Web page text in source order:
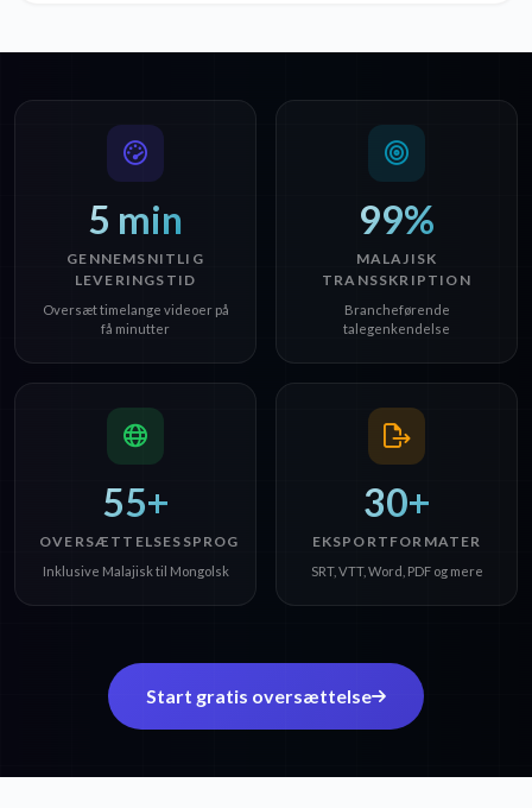
5 min
GENNEMSNITLIG
LEVERINGSTID
Oversæt timelange videoer på
få minutter
99%
MALAJISK
TRANSSKRIPTION
Brancheførende
talegenkendelse
55+
OVERSÆTTELSESSPROG
Inklusive Malajisk til Mongolsk
30+
EKSPORTFORMATER
SRT, VTT, Word, PDF og mere
Start gratis oversættelse